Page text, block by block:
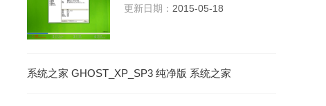
更新日期： 2015-05-18
系统之家 GHOST_XP_SP3 纯净版 系统之家